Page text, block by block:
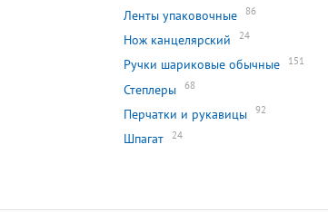
Ленты упаковочные 86
Нож канцелярский 24
Ручки шариковые обычные 151
Степлеры 68
Перчатки и рукавицы 92
Шпагат 24